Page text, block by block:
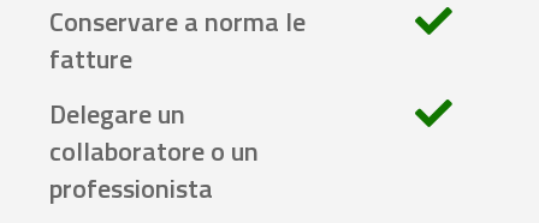
Conservare a norma le
fatture
Delegare un
collaboratore o un
professionista